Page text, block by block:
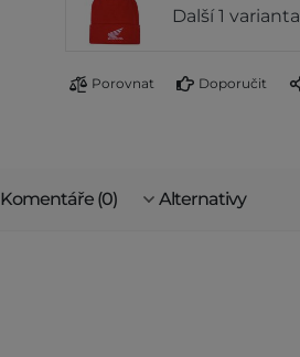
Další 1 varianta
Porovnat Doporučit
Komentáře (0) Alternativy